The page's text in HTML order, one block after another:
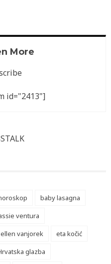
More
id="2413"]
baby lasagna
ventura
ellen vanjorek
eta kočić
glazba